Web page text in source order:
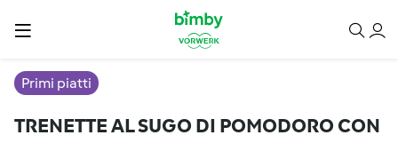
Primi piatti
TRENETTE AL SUGO DI POMODORO CON